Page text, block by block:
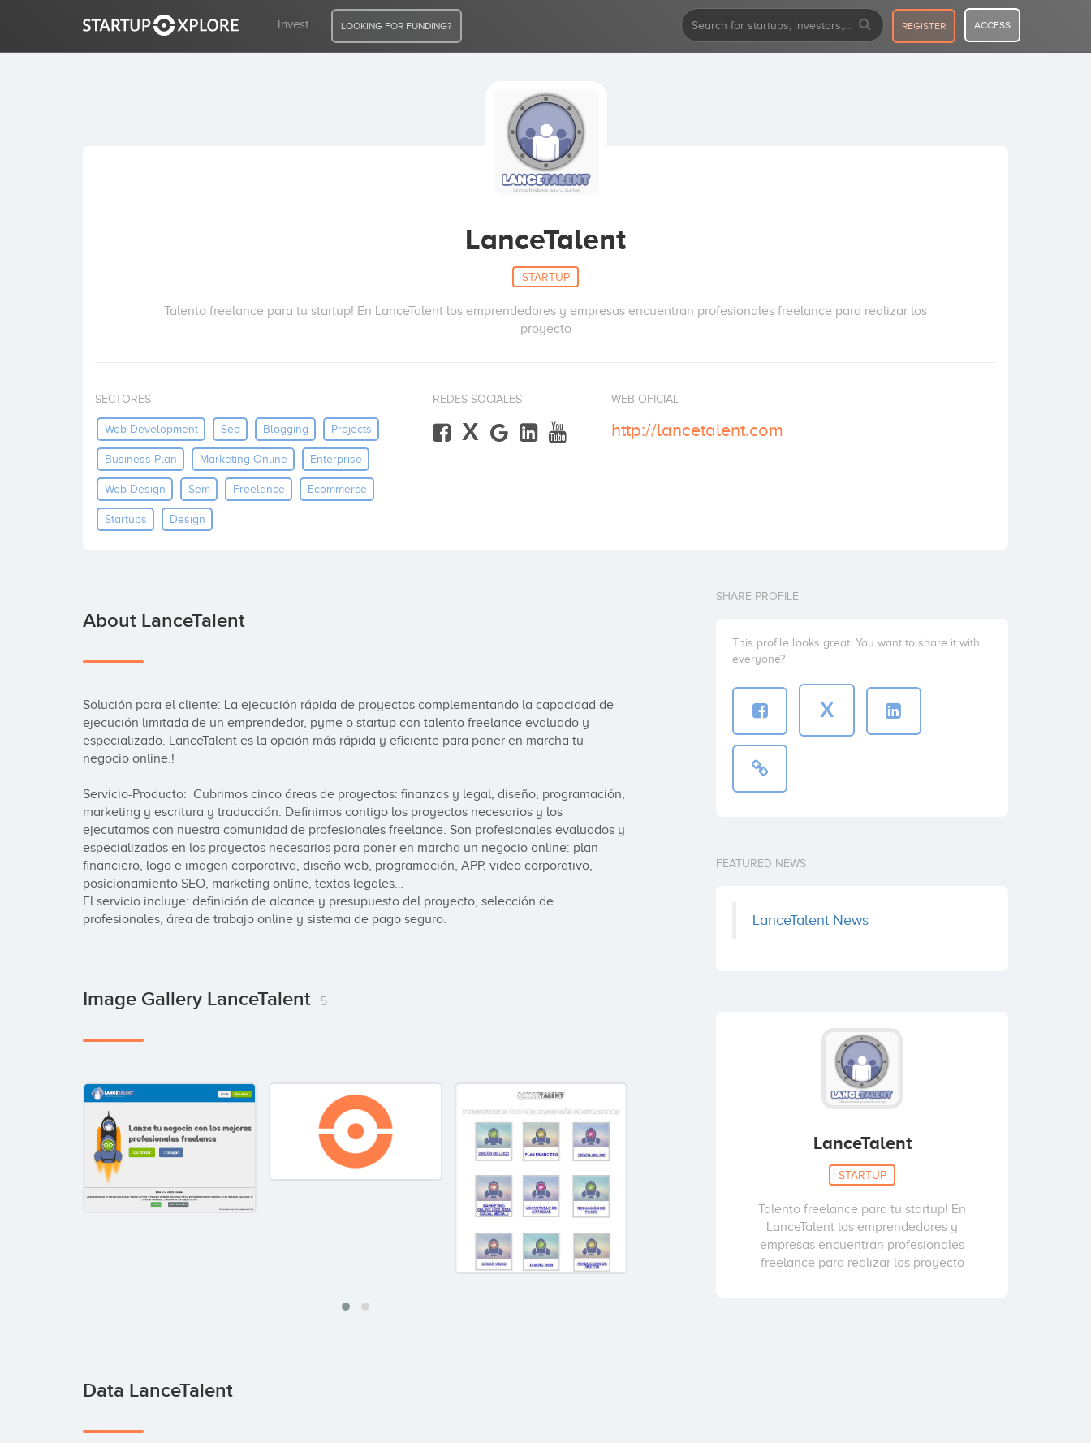
Invest LOOKING FOR FUNDING? REGISTER ACCESS
LanceTalent
STARTUP
Talento freelance para tu startup! En LanceTalent los emprendedores y empresas encuentran profesionales freelance para realizar los
proyecto
SECTORES
Web-Development Seo Blogging Projects
Business-Plan Marketing-Online Enterprise
Web-Design Sem Freelance Ecommerce
Startups Design
REDES SOCIALES
X
WEB OFICIAL
http://lancetalent.com
About LanceTalent
Solución para el cliente: La ejecución rápida de proyectos complementando la capacidad de
ejecución limitada de un emprendedor, pyme o startup con talento freelance evaluado y
especializado. LanceTalent es la opción más rápida y eficiente para poner en marcha tu
negocio online.!
Servicio-Producto:  Cubrimos cinco áreas de proyectos: finanzas y legal, diseño, programación,
marketing y escritura y traducción. Definimos contigo los proyectos necesarios y los
ejecutamos con nuestra comunidad de profesionales freelance. Son profesionales evaluados y
especializados en los proyectos necesarios para poner en marcha un negocio online: plan
financiero, logo e imagen corporativa, diseño web, programación, APP, video corporativo,
posicionamiento SEO, marketing online, textos legales…
El servicio incluye: definición de alcance y presupuesto del proyecto, selección de
profesionales, área de trabajo online y sistema de pago seguro.
Image Gallery LanceTalent 5
Data LanceTalent
SHARE PROFILE
This profile looks great. You want to share it with
everyone?
X
FEATURED NEWS
LanceTalent News
LanceTalent
STARTUP
Talento freelance para tu startup! En
LanceTalent los emprendedores y
empresas encuentran profesionales
freelance para realizar los proyecto